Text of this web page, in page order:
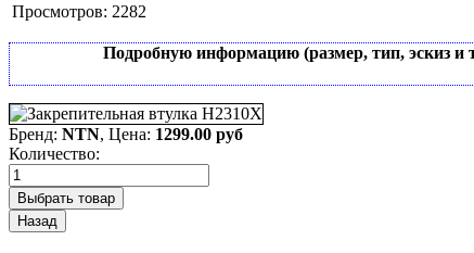
Просмотров: 2282
Подробную информацию (размер, тип, эскиз
Бренд: NTN, Цена: 1299.00 руб
Количество: